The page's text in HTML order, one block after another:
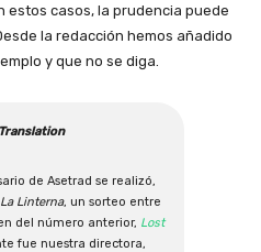
estos casos, la prudencia puede
la redacción hemos añadido
y que no se diga.
de Asetrad se realizó,
La Linterna, un sorteo entre
del número anterior, Lost
fue nuestra directora,